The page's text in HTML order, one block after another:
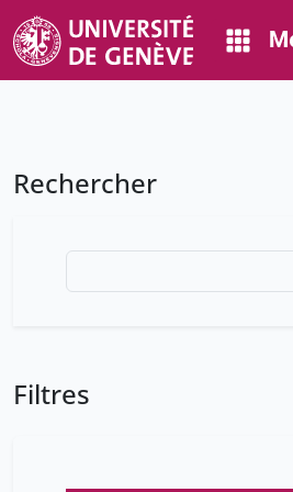
Rechercher
Filtres